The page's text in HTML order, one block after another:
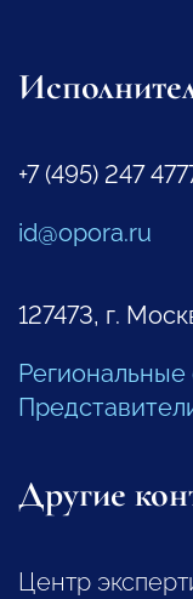
+7 (495) 247
id@opora.ru
127473, г.
Региональные
Другие
Центр